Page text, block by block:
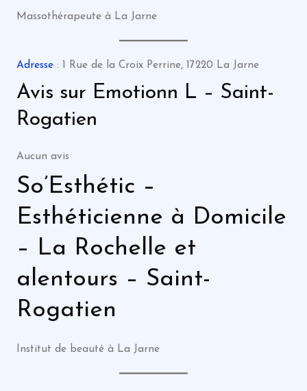
Massothérapeute à La Jarne
Adresse: 1 Rue de la Croix Perrine, 17220 La Jarne
Avis sur Emotionn L – Saint-
Rogatien
Aucun avis
So’Esthétic –
Esthéticienne à Domicile
– La Rochelle et
alentours – Saint-
Rogatien
Institut de beauté à La Jarne